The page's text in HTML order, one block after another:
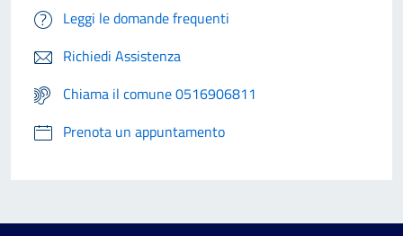
Leggi le domande frequenti
Richiedi Assistenza
Chiama il comune 0516906811
Prenota un appuntamento